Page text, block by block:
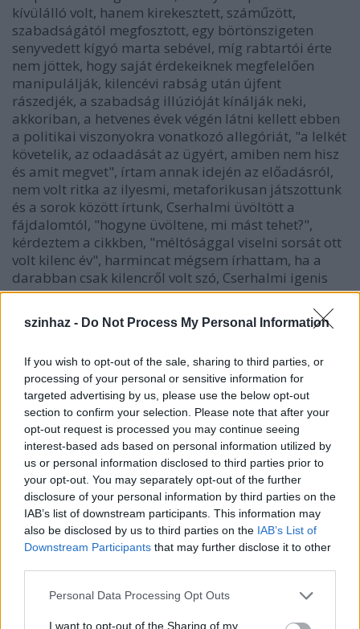
szinhaz - Do Not Process My Personal Information
If you wish to opt-out of the sale, sharing to third parties, or
processing of your personal or sensitive information for
targeted advertising by us, please use the below opt-out
section to confirm your selection. Please note that after your
opt-out request is processed you may continue seeing
interest-based ads based on personal information utilized by
us or personal information disclosed to third parties prior to
your opt-out. You may separately opt-out of the further
disclosure of your personal information by third parties on the
IAB’s list of downstream participants. This information may
also be disclosed by us to third parties on the IAB’s List of
Downstream Participants that may further disclose it to other
Please note that this website/app uses one or more Google
not limited to your visit or usage behaviour. You may click to
Personal Data Processing Opt Outs
I want to opt-out of the Sharing of my
kívülálló volt, hanem kirekesztett, száműzött,
szabadságától megfosztott, egy börtönszigeten
senyvedett kígyó marta sebével, míg rabtartói érte
nem jöttek, hogy saját érdekeiknek megfelelően
manipulálják, kilencévi rabság után újfent
rászedjék, a szabadság illúzióját kínálják neki,
akkoriban, a hetvenes évek végén látni kellett ebben
a politikai viszonyokra vonatkozó allegóriát, "a lelkét
követelik, az odaadását az ügyért, amiben nem hisz
és amit megvet", írtam annak idején az előadásról,
nem volt ritka az ilyesmi, metaforikusan játszottunk
és a sorok között írtunk, Cserhalmi üvöltött a
fájdalomtól, "hogyne üvöltene, mi mást tehet?",
kérdeztem a cikkben, "méltósággal viselni sorsát ott
volt kilenc év", harmincat mégsem írhattam, ha a
darabban csak kilencről volt szó, Cserhalmi igenis
artikulálatlanul üvöltött, hasmánt csúszott a földön,
beteg lábát maga után húzva a másikkal lökte előre
a testét, guggolásból átvetette magát egy
hátrafelé is, majd szökellve haladt, íját mankónak
használva, aztán egyensúlyát vesztve eldőlt, akár egy
zsák, ez volt játékának esztétikai üzenete, a
fizikalitás, a testi intenzitás, az akrobatika, ami a
bágyadt lelkizés színházi hegemóniájának idején
fölért egy nyílt lázadással a "lefúrt lábú színészet"
ellen, a híressé vált fogalmat Cserhalmi vezette be a
teátrális közbeszédbe, ez akkoriban (ki hinné ma el?)
éppúgy eretnekségnek számított, mint a
közállapotokra vonatkozó képes beszéd, egy
alkalommal a Téli rege Leontes-szerepéről szólva
szólított az egy emelettel följebb (vagy lejjebb?)